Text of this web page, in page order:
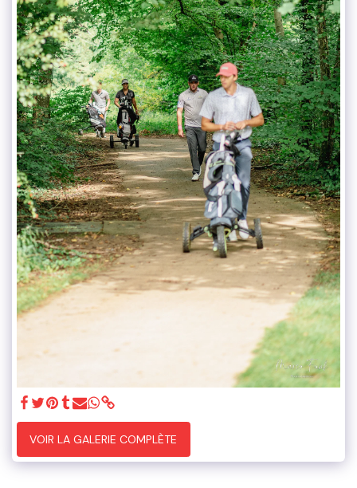
VOIR LA GALERIE COMPLÈTE